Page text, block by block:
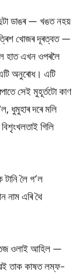
ডাঙৰ — খঙত নহয়
খোজৰ দূৰত্বত —
হাত এখন ওপৰলৈ
অনুৰোধ। এটি
সেই মুহূৰ্তটো কাণ
ধুমুহাৰ দৰে মলি
গিলি
লৈ গ’ল
নাম এৰি থৈ
তেজ ওলাই আহিল —
তাক কাষত লম্ফ-